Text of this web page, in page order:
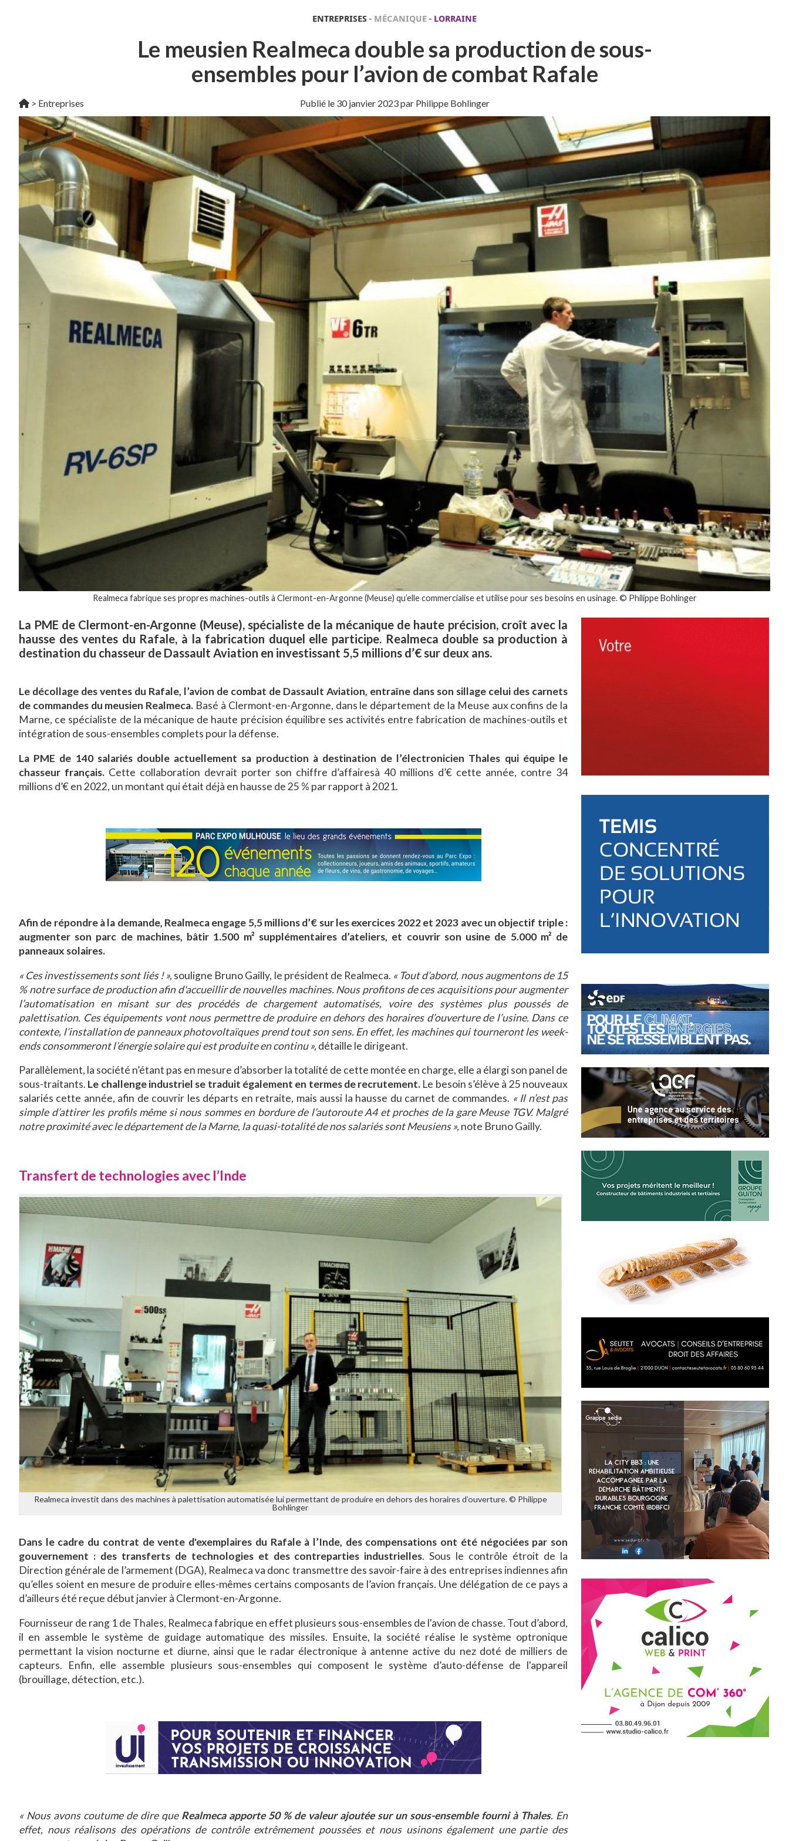
ENTREPRISES - MÉCANIQUE - LORRAINE
Le meusien Realmeca double sa production de sous-
ensembles pour l’avion de combat Rafale
> Entreprises Publié le 30 janvier 2023par Philippe Bohlinger
Realmeca fabrique ses propres machines-outils à Clermont-en-Argonne (Meuse) qu’elle commercialise et utilise pour ses besoins en usinage. © Philippe Bohlinger
La PME de Clermont-en-Argonne (Meuse), spécialiste de la mécanique de haute précision, croît avec la
hausse des ventes du Rafale, à la fabrication duquel elle participe. Realmeca double sa production à
destination du chasseur de Dassault Aviation en investissant 5,5 millions d’€ sur deux ans.
Le décollage des ventes du Rafale, l’avion de combat de Dassault Aviation, entraîne dans son sillage celui des carnets
de commandes du meusien Realmeca. Basé à Clermont-en-Argonne, dans le département de la Meuse aux confins de la
Marne, ce spécialiste de la mécanique de haute précision équilibre ses activités entre fabrication de machines-outils et
intégration de sous-ensembles complets pour la défense.
La PME de 140 salariés double actuellement sa production à destination de l’électronicien Thales qui équipe le
chasseur français. Cette collaboration devrait porter son chiffre d’affairesà 40 millions d’€ cette année, contre 34
millions d’€ en 2022, un montant qui était déjà en hausse de 25 % par rapport à 2021.
Afin de répondre à la demande, Realmeca engage 5,5 millions d’€ sur les exercices 2022 et 2023 avec un objectif triple :
augmenter son parc de machines, bâtir 1.500 m² supplémentaires d’ateliers, et couvrir son usine de 5.000 m² de
panneaux solaires.
« Ces investissements sont liés ! »,souligne Bruno Gailly, le président de Realmeca. « Tout d’abord, nous augmentons de 15
% notre surface de production afin d'accueillir de nouvelles machines. Nous profitons de ces acquisitions pour augmenter
l’automatisation en misant sur des procédés de chargement automatisés, voire des systèmes plus poussés de
palettisation. Ces équipements vont nous permettre de produire en dehors des horaires d’ouverture de l’usine. Dans ce
contexte, l’installation de panneaux photovoltaïques prend tout son sens. En effet, les machines qui tourneront les week-
ends consommeront l’énergie solaire qui est produite en continu »,détaille le dirigeant.
Parallèlement, la société n’étant pas en mesure d’absorber la totalité de cette montée en charge, elle a élargi son panel de
sous-traitants. Le challenge industriel se traduit également en termes de recrutement. Le besoin s’élève à 25 nouveaux
salariés cette année, afin de couvrir les départs en retraite, mais aussi la hausse du carnet de commandes. « Il n’est pas
simple d’attirer les profils même si nous sommes en bordure de l’autoroute A4 et proches de la gare Meuse TGV. Malgré
notre proximité avec le département de la Marne, la quasi-totalité de nos salariés sont Meusiens »,note Bruno Gailly.
Transfert de technologies avec l’Inde
Realmeca investit dans des machines à palettisation automatisée lui permettant de produire en dehors des horaires d’ouverture. © Philippe
Bohlinger
Dans le cadre du contrat de vente d'exemplaires du Rafale à l’Inde, des compensations ont été négociées par son
gouvernement : des transferts de technologies et des contreparties industrielles. Sous le contrôle étroit de la
Direction générale de l’armement (DGA), Realmeca va donc transmettre des savoir-faire à des entreprises indiennes afin
qu’elles soient en mesure de produire elles-mêmes certains composants de l’avion français. Une délégation de ce pays a
d’ailleurs été reçue début janvier à Clermont-en-Argonne.
Fournisseur de rang 1 de Thales, Realmeca fabrique en effet plusieurs sous-ensembles de l'avion de chasse. Tout d’abord,
il en assemble le système de guidage automatique des missiles. Ensuite, la société réalise le système optronique
permettant la vision nocturne et diurne, ainsi que le radar électronique à antenne active du nez doté de milliers de
capteurs. Enfin, elle assemble plusieurs sous-ensembles qui composent le système d’auto-défense de l'appareil
(brouillage, détection, etc.).
« Nous avons coutume de dire que Realmeca apporte 50 % de valeur ajoutée sur un sous-ensemble fourni à Thales. En
effet, nous réalisons des opérations de contrôle extrêmement poussées et nous usinons également une partie des